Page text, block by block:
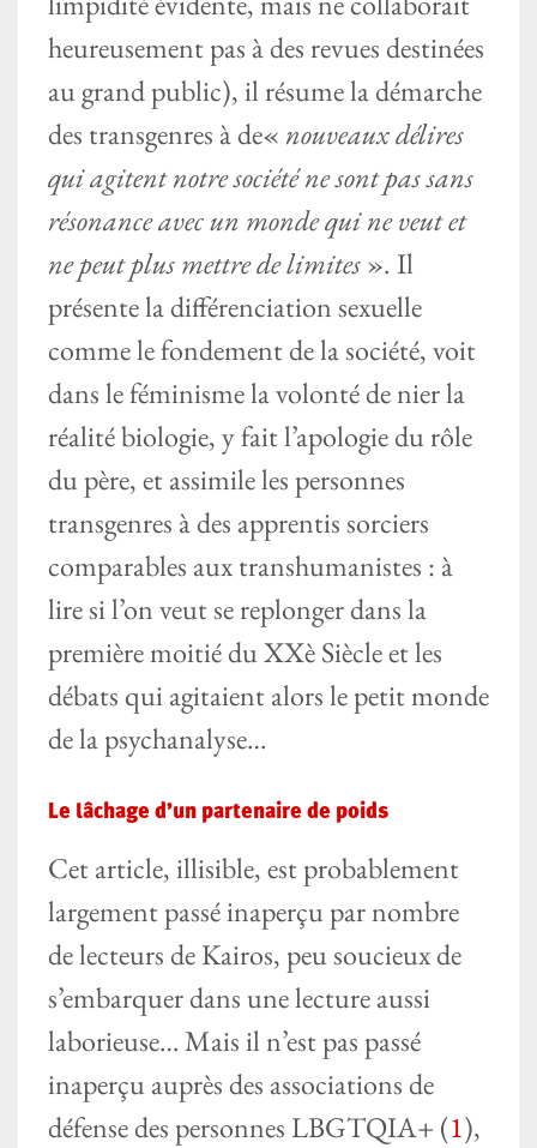
heureusement pas à des revues destinées
au grand public), il résume la démarche
des transgenres à de« nouveaux délires
qui agitent notre société ne sont pas sans
résonance avec un monde qui ne veut et
ne peut plus mettre de limites». Il
présente la différenciation sexuelle
comme le fondement de la société, voit
dans le féminisme la volonté de nier la
réalité biologie, y fait l’apologie du rôle
du père, et assimile les personnes
transgenres à des apprentis sorciers
comparables aux transhumanistes : à
lire si l’on veut se replonger dans la
première moitié du XXè Siècle et les
débats qui agitaient alors le petit monde
de la psychanalyse…
Le lâchage d’un partenaire de poids
Cet article, illisible, est probablement
largement passé inaperçu par nombre
de lecteurs de Kairos, peu soucieux de
s’embarquer dans une lecture aussi
laborieuse… Mais il n’est pas passé
inaperçu auprès des associations de
défense des personnes LBGTQIA+ (1),